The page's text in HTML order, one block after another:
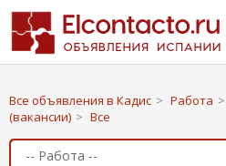
Все объявления в Кадис > Работа >
(вакансии) > Все